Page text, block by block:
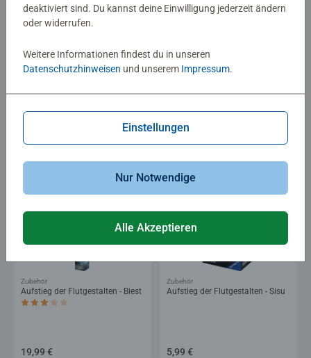
Ranke! - Spielmatte Robin Hood
24,99 €
Aufstieg der Flutgestalten - Biest
Durchschnittliche Bewertung 3,0 von 5 Sternen.
Zubehör
19,99 €
Aufstieg der Flutgestalten - Sisu
Zubehör
5,99 €
deaktiviert sind. Du kannst deine Einwilligung jederzeit ändern
oder widerrufen.
Weitere Informationen findest du in unseren
Datenschutzhinweisen und unserem Impressum.
Einstellungen
Nur Notwendige
Alle Akzeptieren